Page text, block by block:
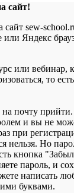
сайт!
сайт sew-
или Яндекс
или вебинар,
то
почту
и вы не
при
нельзя. Но
кнопка
пароль, и
написать
буквами.